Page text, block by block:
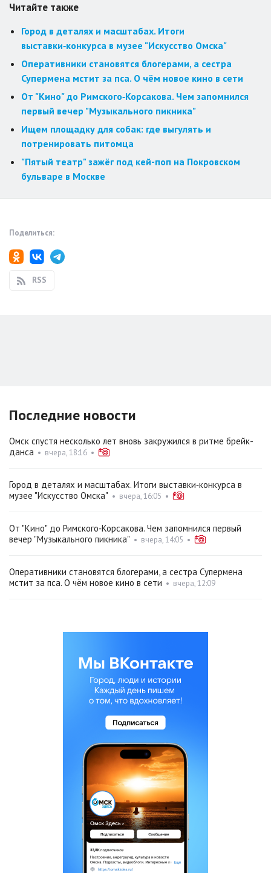
Читайте также
Город в деталях и масштабах. Итоги
выставки‑конкурса в музее "Искусство Омска"
Оперативники становятся блогерами, а сестра
Супермена мстит за пса. О чём новое кино в сети
От "Кино" до Римского‑Корсакова. Чем запомнился
первый вечер "Музыкального пикника"
Ищем площадку для собак: где выгулять и
потренировать питомца
"Пятый театр" зажёг под кей-поп на Покровском
бульваре в Москве
Поделиться:
RSS
Последние новости
Омск спустя несколько лет вновь закружился в ритме брейк-
данса • вчера, 18:16 •
Город в деталях и масштабах. Итоги выставки‑конкурса в
музее "Искусство Омска" • вчера, 16:05 •
От "Кино" до Римского‑Корсакова. Чем запомнился первый
вечер "Музыкального пикника" • вчера, 14:05 •
Оперативники становятся блогерами, а сестра Супермена
мстит за пса. О чём новое кино в сети • вчера, 12:09